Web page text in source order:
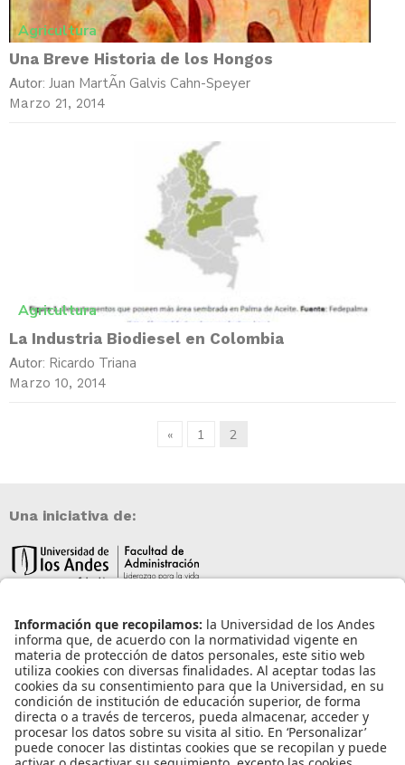
Agricultura
Una Breve Historia de los Hongos
Autor: Juan MartÃ­n Galvis Cahn-Speyer
Marzo 21, 2014
Agricultura
La Industria Biodiesel en Colombia
Autor: Ricardo Triana
Marzo 10, 2014
« 1 2
Una iniciativa de:
Información de contacto
info@aneia.edu.co
Bogotá, Colombia
Enlaces de interés